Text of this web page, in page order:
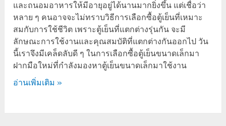
และถนอมอาหารให้มีอายุอยู่ได้นานมากยิ่งขึ้น แต่เชื่อว่า
หลาย ๆ คนอาจจะไม่ทราบวิธีการเลือกซื้อตู้เย็นที่เหมาะ
สมกับการใช้ชีวิต เพราะตู้เย็นที่แตกต่างรุ่นกัน จะมี
ลักษณะการใช้งานและคุณสมบัติที่แตกต่างกันออกไป วัน
นี้เราจึงมีเคล็ดลับดี ๆ ในการเลือกซื้อตู้เย็นขนาดเล็กมา
ฝากมือใหม่ที่กำลังมองหาตู้เย็นขนาดเล็กมาใช้งาน
อ่านเพิ่มเติม »